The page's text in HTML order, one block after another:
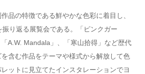
品の特徴である鮮やかな色彩に着目し、
り返る展覧会である。「ピンクガー
A.W. Mandala」、「寒山拾得」など歴代
含む作品をテーマや様式から解放して色
ットに見立てたインスタレーションでヨ